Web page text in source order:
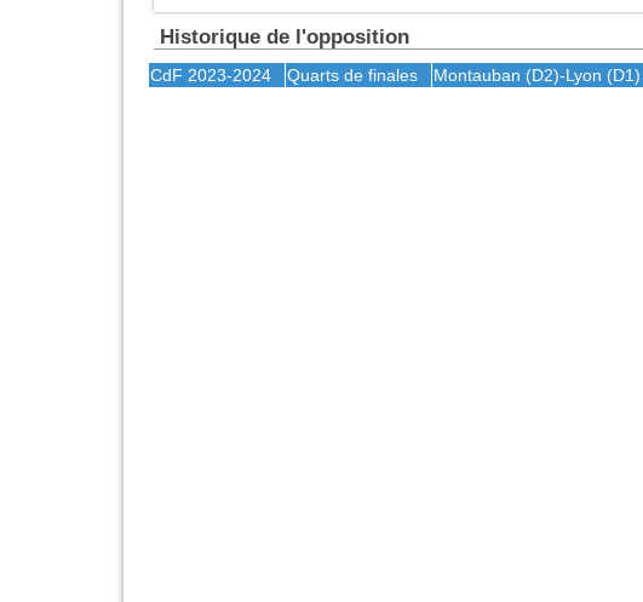
Historique de l'opposition
CdF 2023-2024 Quarts de finales Montauban (D2)-Lyon (D1)